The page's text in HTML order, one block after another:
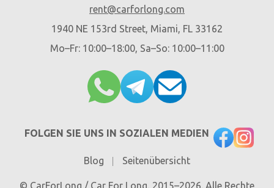
rent@carforlong.com
1940 NE 153rd Street, Miami, FL 33162
Mo–Fr: 10:00–18:00, Sa–So: 10:00–11:00
FOLGEN SIE UNS IN SOZIALEN MEDIEN
Blog Seitenübersicht